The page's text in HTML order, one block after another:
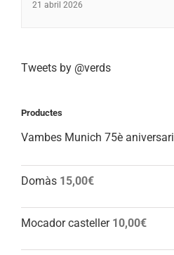
21 abril 2026
Tweets by @verds
Productes
Vambes Munich 75è aniversari
Domàs 15,00€
Mocador casteller 10,00€